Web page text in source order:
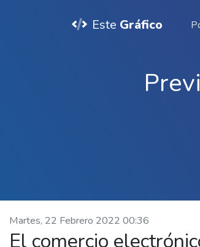
Este Gráfico
Martes, 22 Febrero 2022 00:36
El comercio